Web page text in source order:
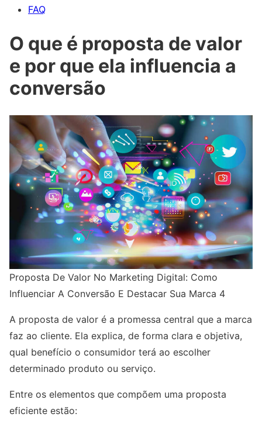
FAQ
O que é proposta de valor
e por que ela influencia a
conversão
Proposta De Valor No Marketing Digital: Como
Influenciar A Conversão E Destacar Sua Marca 4
A proposta de valor é a promessa central que a marca
faz ao cliente. Ela explica, de forma clara e objetiva,
qual benefício o consumidor terá ao escolher
determinado produto ou serviço.
Entre os elementos que compõem uma proposta
eficiente estão: